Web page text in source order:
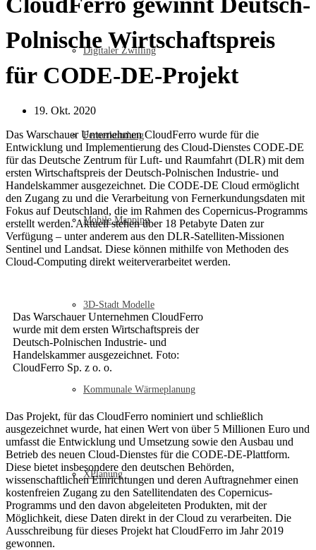
Digitaler Zwilling
Fernerkundung
Mobile Mapping
3D-Stadt Modelle
Kommunale Wärmeplanung
XPlanung
Polnische Wirtschaftspreis
für CODE-DE-Projekt
19. Okt. 2020
Das Warschauer Unternehmen CloudFerro wurde für die
Entwicklung und Implementierung des Cloud-Dienstes CODE-DE
für das Deutsche Zentrum für Luft- und Raumfahrt (DLR) mit dem
ersten Wirtschaftspreis der Deutsch-Polnischen Industrie- und
Handelskammer ausgezeichnet. Die CODE-DE Cloud ermöglicht
den Zugang zu und die Verarbeitung von Fernerkundungsdaten mit
Fokus auf Deutschland, die im Rahmen des Copernicus-Programms
erstellt werden. Aktuell stehen über 18 Petabyte Daten zur
Verfügung – unter anderem aus den DLR-Satelliten-Missionen
Sentinel und Landsat. Diese können mithilfe von Methoden des
Cloud-Computing direkt weiterverarbeitet werden.
Das Warschauer Unternehmen CloudFerro
wurde mit dem ersten Wirtschaftspreis der
Deutsch-Polnischen Industrie- und
Handelskammer ausgezeichnet. Foto:
CloudFerro Sp. z o. o.
Das Projekt, für das CloudFerro nominiert und schließlich
ausgezeichnet wurde, hat einen Wert von über 5 Millionen Euro und
umfasst die Entwicklung und Umsetzung sowie den Ausbau und
Betrieb des neuen Cloud-Dienstes für die CODE-DE-Plattform.
Diese bietet insbesondere den deutschen Behörden,
wissenschaftlichen Einrichtungen und deren Auftragnehmer einen
kostenfreien Zugang zu den Satellitendaten des Copernicus-
Programms und den davon abgeleiteten Produkten, mit der
Möglichkeit, diese Daten direkt in der Cloud zu verarbeiten. Die
Ausschreibung für dieses Projekt hat CloudFerro im Jahr 2019
gewonnen.